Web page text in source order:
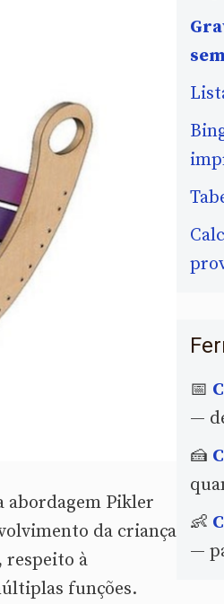
abordagem Pikler
da criança
respeito à
funções.
📅
—
🍰
👶
—